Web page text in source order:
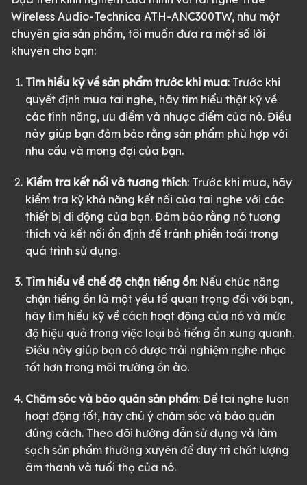
Wireless Audio-Technica ATH-ANC300TW, như một
chuyên gia sản phẩm, tôi muốn đưa ra một số lời
khuyên cho bạn:
Tìm hiểu kỹ về sản phẩm trước khi mua: Trước khi
quyết định mua tai nghe, hãy tìm hiểu thật kỹ về
các tính năng, ưu điểm và nhược điểm của nó. Điều
này giúp bạn đảm bảo rằng sản phẩm phù hợp với
nhu cầu và mong đợi của bạn.
Kiểm tra kết nối và tương thích: Trước khi mua, hãy
kiểm tra kỹ khả năng kết nối của tai nghe với các
thiết bị di động của bạn. Đảm bảo rằng nó tương
thích và kết nối ổn định để tránh phiền toái trong
quá trình sử dụng.
Tìm hiểu về chế độ chặn tiếng ồn: Nếu chức năng
chặn tiếng ồn là một yếu tố quan trọng đối với bạn,
hãy tìm hiểu kỹ về cách hoạt động của nó và mức
độ hiệu quả trong việc loại bỏ tiếng ồn xung quanh.
Điều này giúp bạn có được trải nghiệm nghe nhạc
tốt hơn trong môi trường ồn ào.
Chăm sóc và bảo quản sản phẩm: Để tai nghe luôn
hoạt động tốt, hãy chú ý chăm sóc và bảo quản
đúng cách. Theo dõi hướng dẫn sử dụng và làm
sạch sản phẩm thường xuyên để duy trì chất lượng
âm thanh và tuổi thọ của nó.